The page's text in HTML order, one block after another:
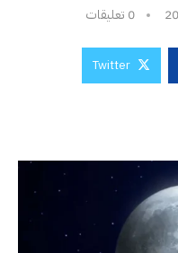
0 تعليقات
Twitter